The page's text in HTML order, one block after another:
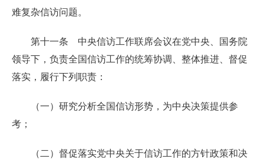
难复杂信访问题。
第十一条 中央信访工作联席会议在党中央、国务院
领导下，负责全国信访工作的统筹协调、整体推进、督促
落实，履行下列职责：
（一）研究分析全国信访形势，为中央决策提供参
考；
（二）督促落实党中央关于信访工作的方针政策和决